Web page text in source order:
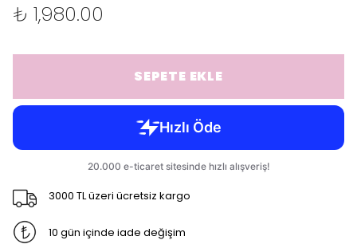
₺ 1,980.00
SEPETE EKLE
3000 TL üzeri ücretsiz kargo
10 gün içinde iade değişim